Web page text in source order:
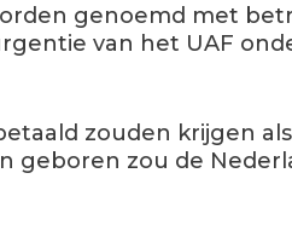
genoemd met
van het UAF
zouden krijgen
geboren zou de